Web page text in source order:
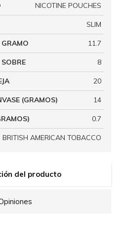
del producto
NICOTINE POUCHES
SLIM
11.7
8
20
(GRAMOS) 14
0.7
BRITISH AMERICAN TOBACCO